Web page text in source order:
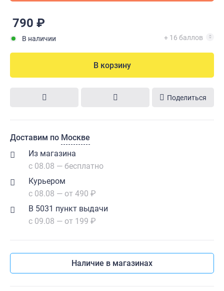
790 ₽
В наличии + 16 баллов
В корзину
Поделиться
Доставим по Москве
Из магазина
с 08.08 — бесплатно
Курьером
с 08.08 — от 490 ₽
В 5031 пункт выдачи
с 09.08 — от 199 ₽
Наличие в магазинах